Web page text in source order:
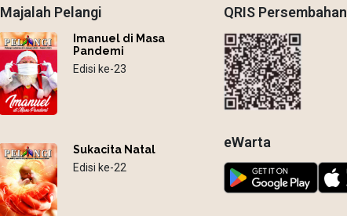
Majalah Pelangi
Imanuel di Masa
Pandemi
Edisi ke-23
Sukacita Natal
Edisi ke-22
QRIS Persembahan
eWarta